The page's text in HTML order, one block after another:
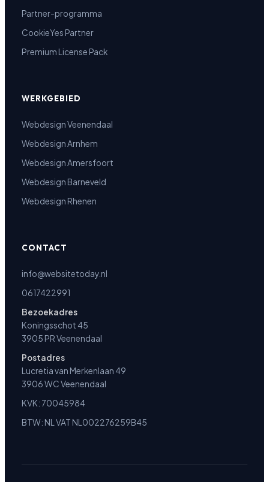
Partner-programma
CookieYes Partner
Premium License Pack
WERKGEBIED
Webdesign Veenendaal
Webdesign Arnhem
Webdesign Amersfoort
Webdesign Barneveld
Webdesign Rhenen
CONTACT
info@websitetoday.nl
0617422991
Bezoekadres
Koningsschot 45
3905 PR Veenendaal
Postadres
Lucretia van Merkenlaan 49
3906 WC Veenendaal
KVK: 70045984
BTW: NL VAT NL002276259B45